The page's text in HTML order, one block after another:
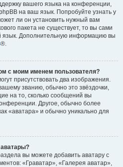
вашего языка на конференции,
на ваш язык. Попробуйте узнать у
ли он установить нужный вам
пакета не существует, то вы сами
язык. Дополнительную информацию вы
®.
с моим именем пользователя?
присутствовать два изображения.
званию, обычно это звёздочки,
на то, сколько сообщений вы
Другое, обычно более
«аватара» и обычно уникально для
вы можете добавить аватару с
«Граватар», «Галерея аватар»,